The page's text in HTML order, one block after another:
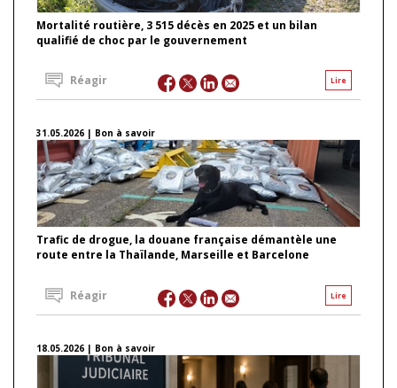
Mortalité routière, 3 515 décès en 2025 et un bilan
qualifié de choc par le gouvernement
Lire
Réagir
31.05.2026 | Bon à savoir
Trafic de drogue, la douane française démantèle une
route entre la Thaïlande, Marseille et Barcelone
Lire
Réagir
18.05.2026 | Bon à savoir